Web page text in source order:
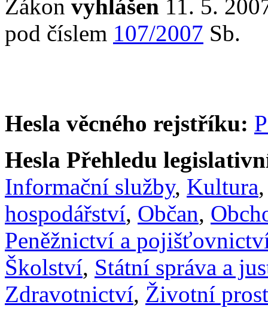
Zákon vyhlášen 11. 5.
pod číslem 107/2007 Sb.
Hesla věcného rejstříku:
Hesla Přehledu
Informační služby, Kultura
hospodářství, Občan,
Peněžnictví a
Školství, Státní správa a
Zdravotnictví, Životní